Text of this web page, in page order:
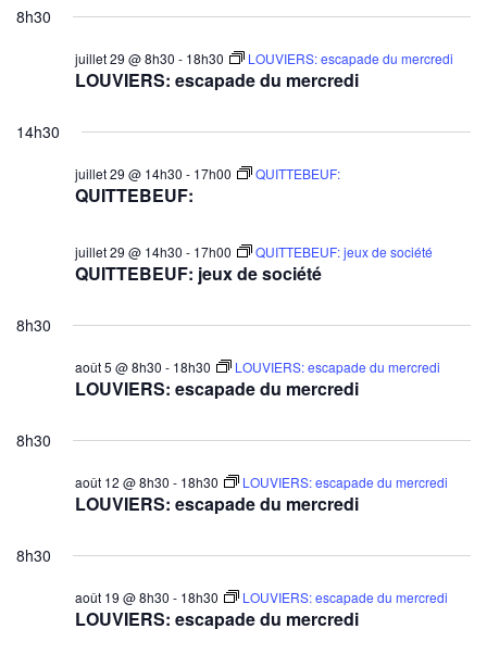
8h30
LOUVIERS: escapade du mercredi
juillet 29 @ 8h30 - 18h30 LOUVIERS: escapade du mercredi
14h30
QUITTEBEUF:
juillet 29 @ 14h30 - 17h00 QUITTEBEUF:
QUITTEBEUF: jeux de société
juillet 29 @ 14h30 - 17h00 QUITTEBEUF: jeux de société
8h30
LOUVIERS: escapade du mercredi
août 5 @ 8h30 - 18h30 LOUVIERS: escapade du mercredi
8h30
LOUVIERS: escapade du mercredi
août 12 @ 8h30 - 18h30 LOUVIERS: escapade du mercredi
8h30
LOUVIERS: escapade du mercredi
août 19 @ 8h30 - 18h30 LOUVIERS: escapade du mercredi